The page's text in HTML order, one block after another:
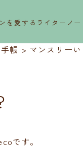
を愛するライターノー
手帳 > マンスリー
です。